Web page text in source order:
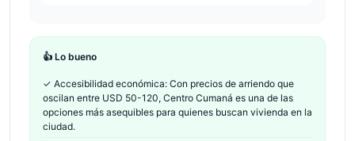
👍 Lo bueno
✓ Accesibilidad económica: Con precios de arriendo que
oscilan entre USD 50-120, Centro Cumaná es una de las
opciones más asequibles para quienes buscan vivienda en la
ciudad.